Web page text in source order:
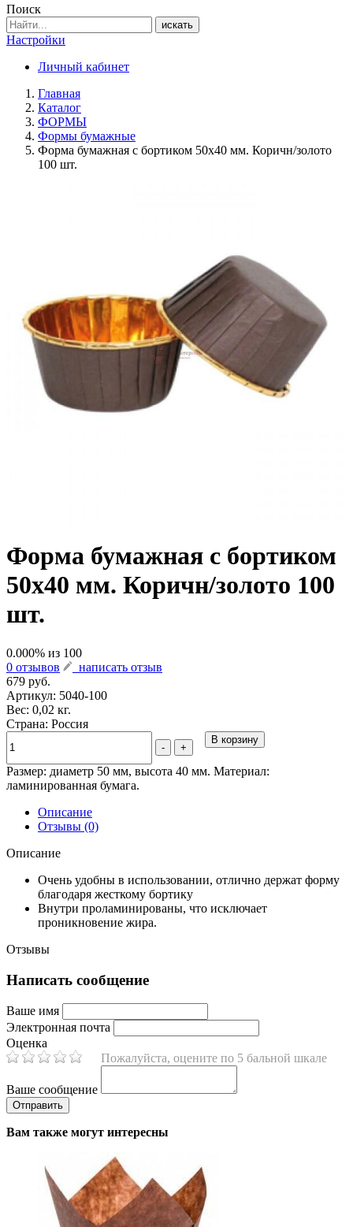
Поиск
искать
Настройки
Личный кабинет
Главная
Каталог
ФОРМЫ
Формы бумажные
Форма бумажная с бортиком 50х40 мм. Коричн/золото
100 шт.
Форма бумажная с бортиком
50х40 мм. Коричн/золото 100
шт.
0.000% из 100
0 отзывов
написать отзыв
679 руб.
Артикул: 5040-100
Вес: 0,02 кг.
Страна: Россия
- +
В корзину
Размер: диаметр 50 мм, высота 40 мм. Материал:
ламинированная бумага.
Описание
Отзывы (0)
Описание
Очень удобны в использовании, отлично держат форму
благодаря жесткому бортику
Внутри проламинированы, что исключает
проникновение жира.
Отзывы
Написать сообщение
Ваше имя
Электронная почта
Оценка
Пожалуйста, оцените по 5 бальной шкале
Ваше сообщение
Вам также могут интересны